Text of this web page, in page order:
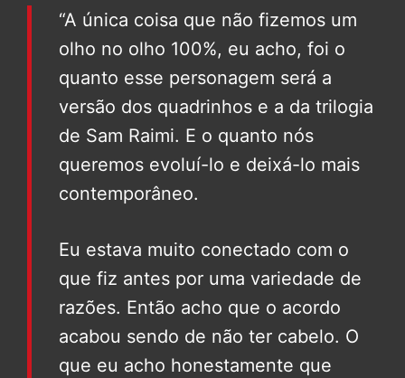
“A única coisa que não fizemos um
olho no olho 100%, eu acho, foi o
quanto esse personagem será a
versão dos quadrinhos e a da trilogia
de Sam Raimi. E o quanto nós
queremos evoluí-lo e deixá-lo mais
contemporâneo.
Eu estava muito conectado com o
que fiz antes por uma variedade de
razões. Então acho que o acordo
acabou sendo de não ter cabelo. O
que eu acho honestamente que